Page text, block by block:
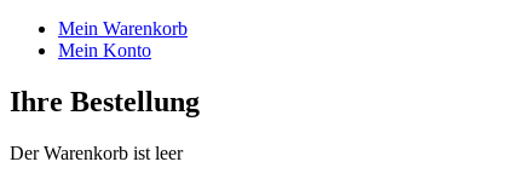
Mein Warenkorb
Mein Konto
Ihre Bestellung
Der Warenkorb ist leer